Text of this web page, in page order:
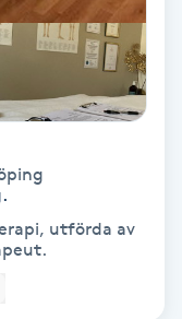
utförda av